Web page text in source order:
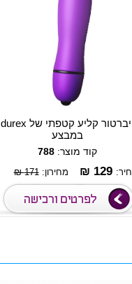
ויברטור קליע קטפתי של durex
במבצע
קוד מוצר: 788
129 ₪ מחירון:171 ₪